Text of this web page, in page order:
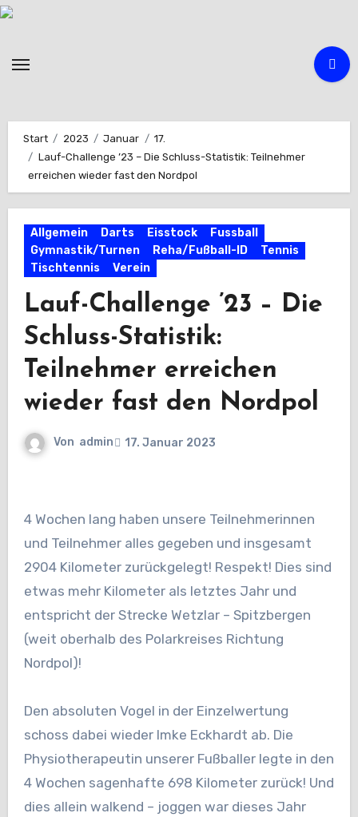
Zum
Start 2023 Januar
17.
Lauf-Challenge ’23 – Die Schluss-Statistik: Teilnehmer
erreichen wieder fast den Nordpol
Allgemein Darts Eisstock
Fussball
Gymnastik/Turnen
Reha/Fußball-ID
Tennis
Tischtennis
Verein
Lauf-Challenge ’23 – Die
Schluss-Statistik:
Teilnehmer erreichen
wieder fast den Nordpol
Von admin 17. Januar 2023
4 Wochen lang haben unsere Teilnehmerinnen
und Teilnehmer alles gegeben und insgesamt
2904 Kilometer zurückgelegt! Respekt! Dies sind
etwas mehr Kilometer als letztes Jahr und
entspricht der Strecke Wetzlar – Spitzbergen
(weit oberhalb des Polarkreises Richtung
Nordpol)!
Den absoluten Vogel in der Einzelwertung
schoss dabei wieder Imke Eckhardt ab. Die
Physiotherapeutin unserer Fußballer legte in den
4 Wochen sagenhafte 698 Kilometer zurück! Und
dies allein walkend – joggen war dieses Jahr